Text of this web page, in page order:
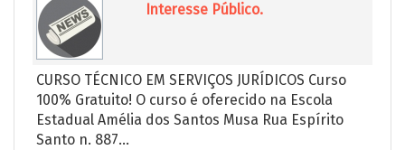
Interesse Público.
CURSO TÉCNICO EM SERVIÇOS JURÍDICOS Curso
100% Gratuito! O curso é oferecido na Escola
Estadual Amélia dos Santos Musa Rua Espírito
Santo n. 887...